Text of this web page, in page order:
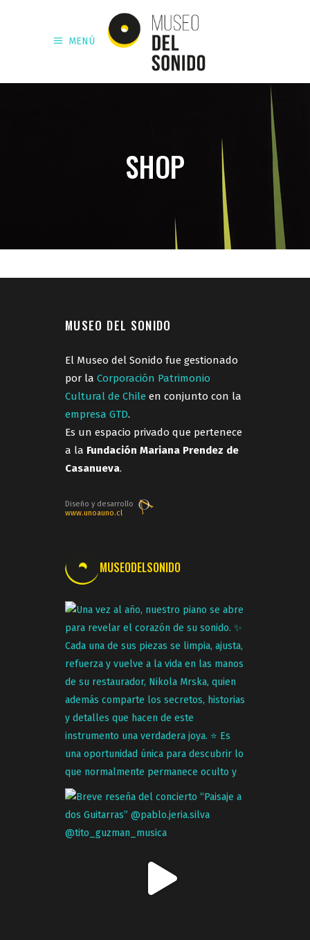
MENÚ
SHOP
MUSEO DEL SONIDO
El Museo del Sonido fue gestionado
por la Corporación Patrimonio
Cultural de Chile en conjunto con la
empresa GTD.
Es un espacio privado que pertenece
a la Fundación Mariana Prendez de
Casanueva.
Diseño y desarrollo
www.unoauno.cl
MUSEODELSONIDO